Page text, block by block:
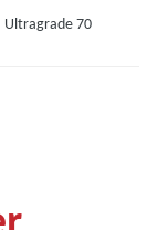
Ultragrade 70